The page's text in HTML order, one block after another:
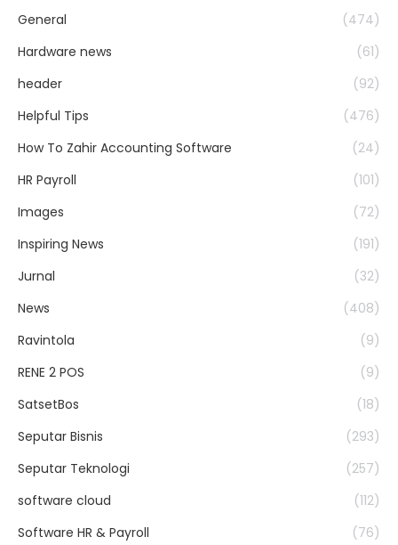
General
(474)
Hardware news
(61)
header
(92)
Helpful Tips
(476)
How To Zahir Accounting Software
(24)
HR Payroll
(101)
Images
(72)
Inspiring News
(191)
Jurnal
(32)
News
(408)
Ravintola
(9)
RENE 2 POS
(9)
SatsetBos
(18)
Seputar Bisnis
(293)
Seputar Teknologi
(257)
software cloud
(112)
Software HR & Payroll
(76)